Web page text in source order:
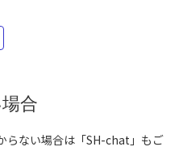
合
らない場合は「SH-chat 」もご